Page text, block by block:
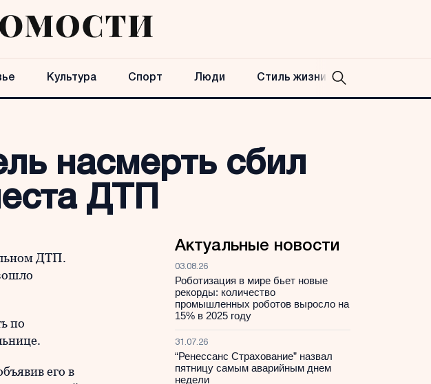
Культура Спорт Люди Стиль жизни
насмерть сбил
ДТП
ДТП.
по
его в
Актуальные новости
03.08.26
Роботизация в мире бьет новые
рекорды: количество
промышленных роботов выросло на
15% в 2025 году
31.07.26
“Ренессанс Страхование” назвал
пятницу самым аварийным днем
недели